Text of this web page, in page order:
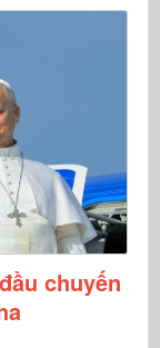
chuyến